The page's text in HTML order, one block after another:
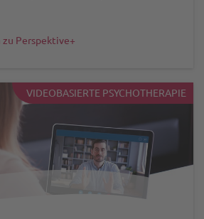
Perspektive+
VIDEOBASIERTE PSYCHOTHERAPIE